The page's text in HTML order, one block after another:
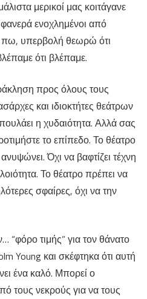
μερικοί μας κοιτάγανε
ενοχλημένοι από
πω, υπερβολή θεωρώ ότι
ότι βλέπαμε.
προς όλους τους
και ιδιοκτήτες θεάτρων
η χυδαιότητα. Αλλά σας
το επίπεδο. Το θέατρο
Όχι να βαφτίζει τέχνη
Το θέατρο πρέπει να
σφαίρες, όχι να την
“φόρο τιμής” για τον θάνατο
Young και σκέφτηκα ότι αυτή
ένα καλό. Μπορεί ο
τους νεκρούς για να τους